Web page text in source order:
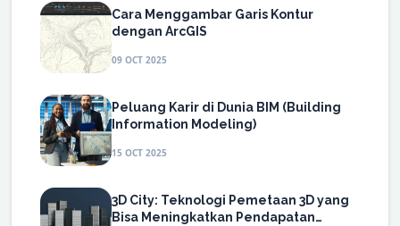
Cara Menggambar Garis Kontur
dengan ArcGIS
09 OCT 2025
Peluang Karir di Dunia BIM (Building
Information Modeling)
15 OCT 2025
3D City: Teknologi Pemetaan 3D yang
Bisa Meningkatkan Pendapatan